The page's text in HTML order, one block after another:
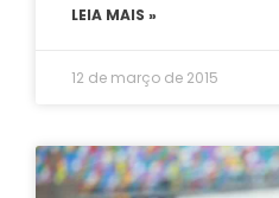
LEIA MAIS »
12 de março de 2015